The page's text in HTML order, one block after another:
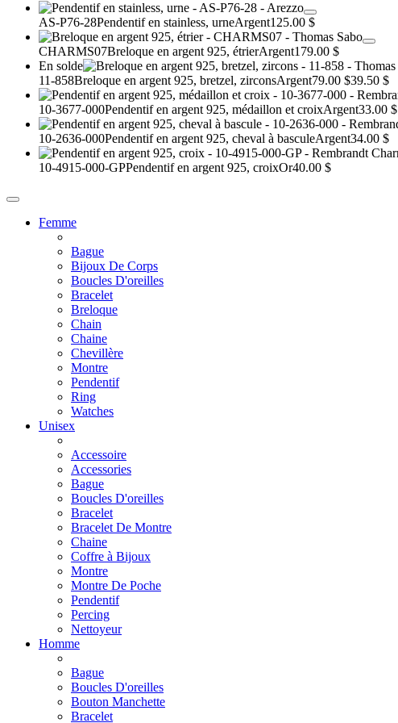
AS-P76-28Pendentif en stainless, urneArgent125.00 $
CHARMS07Breloque en argent 925, étrierArgent179.00 $
En solde
11-858Breloque en argent 925, bretzel, zirconsArgent79.00 $39.50 $
10-3677-000Pendentif en argent 925, médaillon et croixArgent33.00 $
10-2636-000Pendentif en argent 925, cheval à basculeArgent34.00 $
10-4915-000-GPPendentif en argent 925, croixOr40.00 $
Femme
Bague
Bijoux De Corps
Boucles D'oreilles
Bracelet
Breloque
Chain
Chaine
Chevillère
Montre
Pendentif
Ring
Watches
Unisex
Accessoire
Accessories
Bague
Boucles D'oreilles
Bracelet
Bracelet De Montre
Chaine
Coffre à Bijoux
Montre
Montre De Poche
Pendentif
Percing
Nettoyeur
Homme
Bague
Boucles D'oreilles
Bouton Manchette
Bracelet